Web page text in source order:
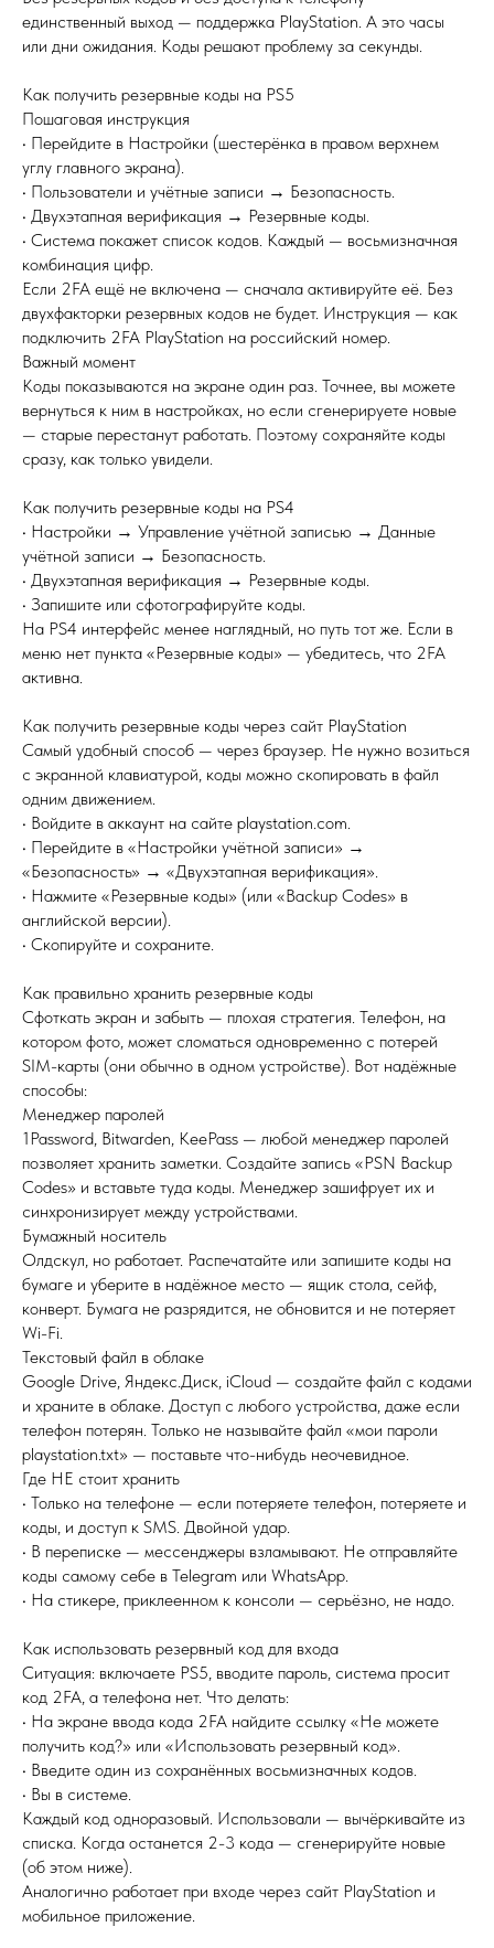
единственный выход — поддержка PlayStation. А это часы
или дни ожидания. Коды решают проблему за секунды.
Как получить резервные коды на PS5
Пошаговая инструкция
• Перейдите в Настройки (шестерёнка в правом верхнем
углу главного экрана).
• Пользователи и учётные записи → Безопасность.
• Двухэтапная верификация → Резервные коды.
• Система покажет список кодов. Каждый — восьмизначная
комбинация цифр.
Если 2FA ещё не включена — сначала активируйте её. Без
двухфакторки резервных кодов не будет. Инструкция — как
подключить 2FA PlayStation на российский номер.
Важный момент
Коды показываются на экране один раз. Точнее, вы можете
вернуться к ним в настройках, но если сгенерируете новые
— старые перестанут работать. Поэтому сохраняйте коды
сразу, как только увидели.
Как получить резервные коды на PS4
• Настройки → Управление учётной записью → Данные
учётной записи → Безопасность.
• Двухэтапная верификация → Резервные коды.
• Запишите или сфотографируйте коды.
На PS4 интерфейс менее наглядный, но путь тот же. Если в
меню нет пункта «Резервные коды» — убедитесь, что 2FA
активна.
Как получить резервные коды через сайт PlayStation
Самый удобный способ — через браузер. Не нужно возиться
с экранной клавиатурой, коды можно скопировать в файл
одним движением.
• Войдите в аккаунт на сайте playstation.com.
• Перейдите в «Настройки учётной записи» →
«Безопасность» → «Двухэтапная верификация».
• Нажмите «Резервные коды» (или «Backup Codes» в
английской версии).
• Скопируйте и сохраните.
Как правильно хранить резервные коды
Сфоткать экран и забыть — плохая стратегия. Телефон, на
котором фото, может сломаться одновременно с потерей
SIM-карты (они обычно в одном устройстве). Вот надёжные
способы:
Менеджер паролей
1Password, Bitwarden, KeePass — любой менеджер паролей
позволяет хранить заметки. Создайте запись «PSN Backup
Codes» и вставьте туда коды. Менеджер зашифрует их и
синхронизирует между устройствами.
Бумажный носитель
Олдскул, но работает. Распечатайте или запишите коды на
бумаге и уберите в надёжное место — ящик стола, сейф,
конверт. Бумага не разрядится, не обновится и не потеряет
Wi-Fi.
Текстовый файл в облаке
Google Drive, Яндекс.Диск, iCloud — создайте файл с кодами
и храните в облаке. Доступ с любого устройства, даже если
телефон потерян. Только не называйте файл «мои пароли
playstation.txt» — поставьте что-нибудь неочевидное.
Где НЕ стоит хранить
• Только на телефоне — если потеряете телефон, потеряете и
коды, и доступ к SMS. Двойной удар.
• В переписке — мессенджеры взламывают. Не отправляйте
коды самому себе в Telegram или WhatsApp.
• На стикере, приклеенном к консоли — серьёзно, не надо.
Как использовать резервный код для входа
Ситуация: включаете PS5, вводите пароль, система просит
код 2FA, а телефона нет. Что делать:
• На экране ввода кода 2FA найдите ссылку «Не можете
получить код?» или «Использовать резервный код».
• Введите один из сохранённых восьмизначных кодов.
• Вы в системе.
Каждый код одноразовый. Использовали — вычёркивайте из
списка. Когда останется 2-3 кода — сгенерируйте новые
(об этом ниже).
Аналогично работает при входе через сайт PlayStation и
мобильное приложение.